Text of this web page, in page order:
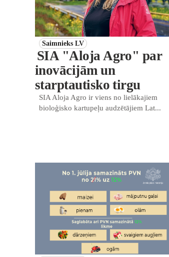
Saimnieks LV
SIA "Aloja Agro" par
inovācijām un
starptautisko tirgu
SIA Aloja Agro ir viens no lielākajiem
bioloģisko kartupeļu audzētājiem Lat...